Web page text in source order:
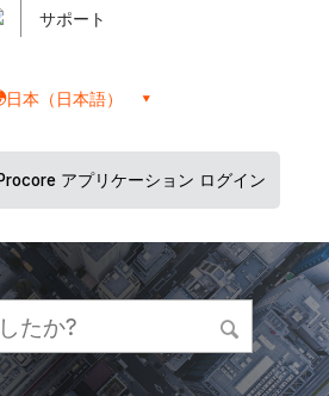
サポート
日本（日本語）
Procore アプリケーション ログイン